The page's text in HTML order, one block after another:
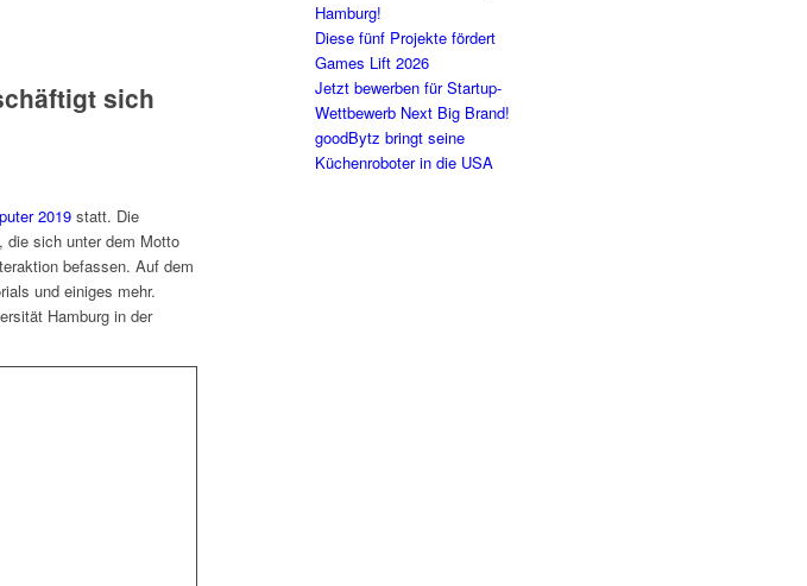
sich
2019 statt. Die
die sich unter dem Motto
befassen. Auf dem
und einiges mehr.
Hamburg in der
Hamburg!
Diese fünf Projekte fördert
Games Lift 2026
Jetzt bewerben für Startup-
Wettbewerb Next Big Brand!
goodBytz bringt seine
Küchenroboter in die USA